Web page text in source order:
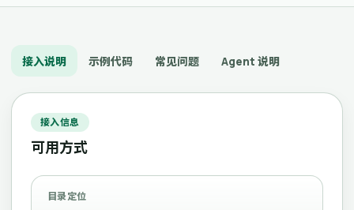
接入说明 示例代码 常见问题 Agent 说明
接入信息
可用方式
目录定位